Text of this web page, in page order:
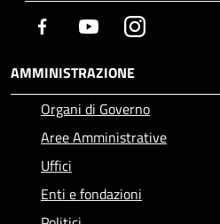
Facebook YoutubeInstagram
AMMINISTRAZIONE
Organi di Governo
Aree Amministrative
Uffici
Enti e fondazioni